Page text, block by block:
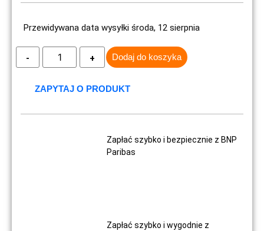
Przewidywana data wysyłki środa, 12 sierpnia
Dodaj do koszyka
ZAPYTAJ O PRODUKT
Zapłać szybko i bezpiecznie z BNP
Paribas
Zapłać szybko i wygodnie z